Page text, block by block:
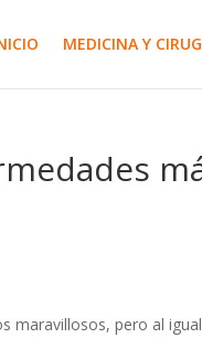
MEDICINA Y
maravillosos, pero al